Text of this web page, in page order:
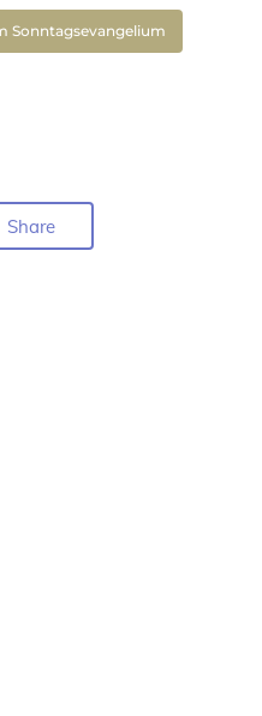
Sonntagsevangelium
Share